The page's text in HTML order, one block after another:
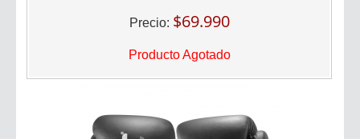
Precio: $69.990
Producto Agotado